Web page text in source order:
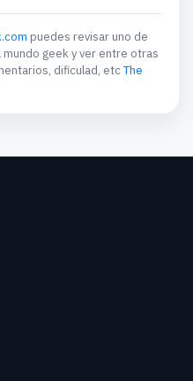
puedes revisar uno de
geek y ver entre otras
dificulad, etcThe